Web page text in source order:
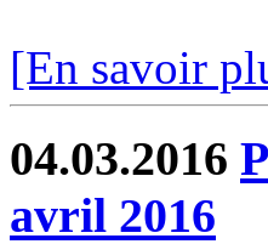
[En savoir
04.03.2016
avril 2016